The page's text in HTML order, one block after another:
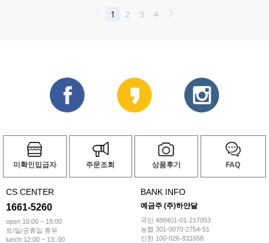
미확인입급자 주문조회 상품후기 FAQ
CS CENTER
1661-5260
open 10:00 ~ 18:00
토/일/공휴일 휴무
lunch 12:00 ~ 13: 00
BANK INFO
예금주 (주)하얀달
국민 488401-01-217053
농협 301-0070-2754-51
신한 100-026-831658